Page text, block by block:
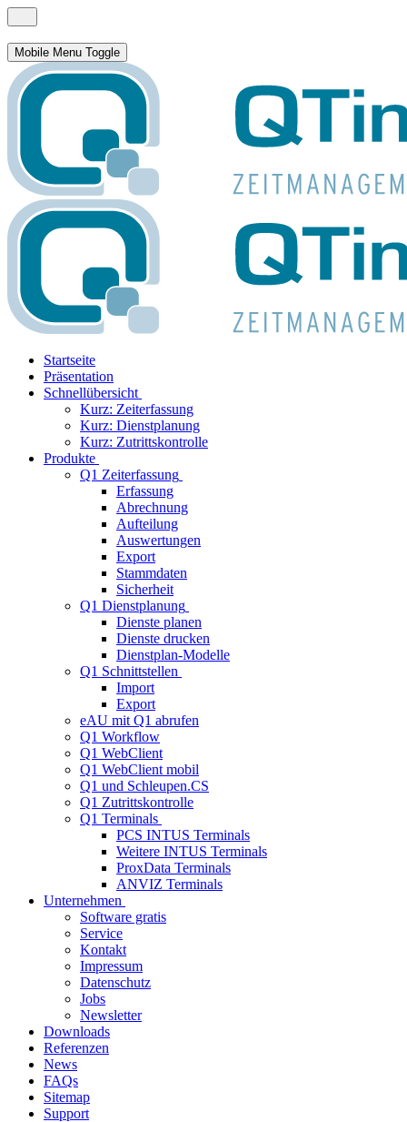
Mobile Menu Toggle
Startseite
Präsentation
Schnellübersicht
Kurz: Zeiterfassung
Kurz: Dienstplanung
Kurz: Zutrittskontrolle
Produkte
Q1 Zeiterfassung
Erfassung
Abrechnung
Aufteilung
Auswertungen
Export
Stammdaten
Sicherheit
Q1 Dienstplanung
Dienste planen
Dienste drucken
Dienstplan-Modelle
Q1 Schnittstellen
Import
Export
eAU mit Q1 abrufen
Q1 Workflow
Q1 WebClient
Q1 WebClient mobil
Q1 und Schleupen.CS
Q1 Zutrittskontrolle
Q1 Terminals
PCS INTUS Terminals
Weitere INTUS Terminals
ProxData Terminals
ANVIZ Terminals
Unternehmen
Software gratis
Service
Kontakt
Impressum
Datenschutz
Jobs
Newsletter
Downloads
Referenzen
News
FAQs
Sitemap
Support